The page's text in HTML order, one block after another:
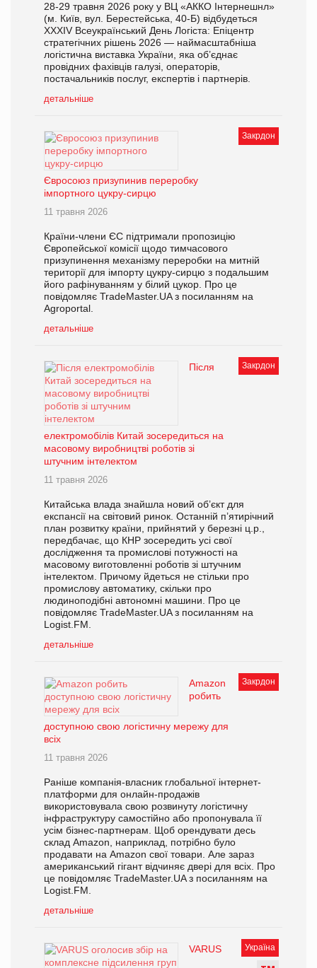
28-29 травня 2026 року у ВЦ «АККО Інтернешнл»
(м. Київ, вул. Берестейська, 40-Б) відбудеться
XXXІV Всеукраїнський День Логіста: Епіцентр
стратегічних рішень 2026 — наймасштабніша
логістична виставка України, яка об’єднає
провідних фахівців галузі, операторів,
постачальників послуг, експертів і партнерів.
детальніше
Закрдон
Євросоюз призупинив переробку
імпортного цукру-сирцю
11 травня 2026
Країни-члени ЄС підтримали пропозицію
Європейської комісії щодо тимчасового
призупинення механізму переробки на митній
території для імпорту цукру-сирцю з подальшим
його рафінуванням у білий цукор. Про це
повідомляє TradeMaster.UA з посиланням на
Agroportal.
детальніше
Закрдон
Після
електромобілів Китай зосередиться на
масовому виробництві роботів зі
штучним інтелектом
11 травня 2026
Китайська влада знайшла новий об’єкт для
експансії на світовий ринок. Останній п’ятирічний
план розвитку країни, прийнятий у березні ц.р.,
передбачає, що КНР зосередить усі свої
дослідження та промислові потужності на
масовому виготовленні роботів зі штучним
інтелектом. Причому йдеться не стільки про
промислову автоматику, скільки про
людиноподібні автономні машини. Про це
повідомляє TradeMaster.UA з посиланням на
Logist.FM.
детальніше
Закрдон
Amazon
робить
доступною свою логістичну мережу для
всіх
11 травня 2026
Раніше компанія-власник глобальної інтернет-
платформи для онлайн-продажів
використовувала свою розвинуту логістичну
інфраструктуру самостійно або пропонувала її
усім бізнес-партнерам. Щоб орендувати десь
склад Amazon, наприклад, потрібно було
продавати на Amazon свої товари. Але зараз
американський гігант відчиняє двері для всіх. Про
це повідомляє TradeMaster.UA з посиланням на
Logist.FM.
детальніше
Україна
VARUS